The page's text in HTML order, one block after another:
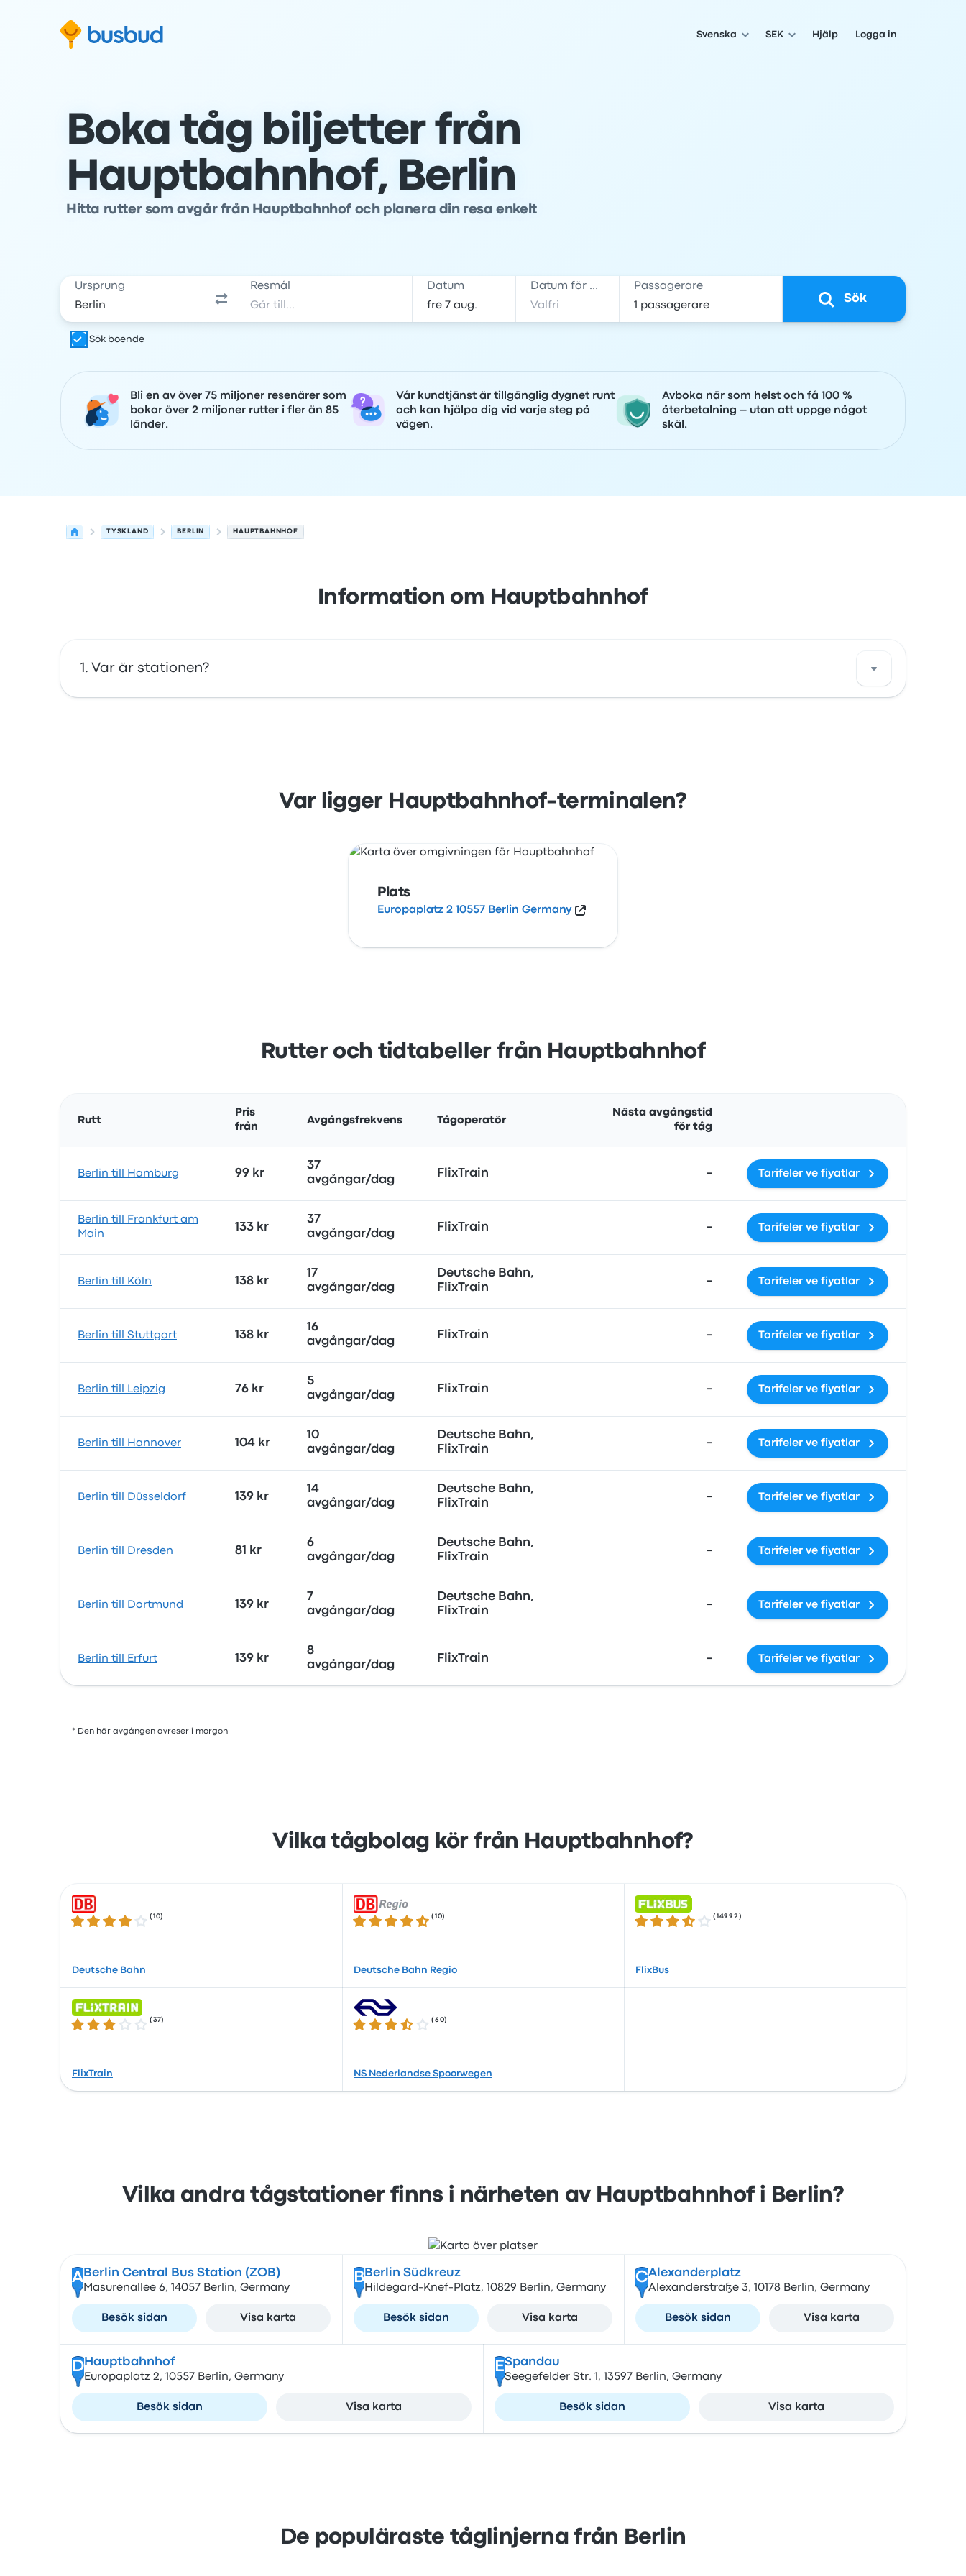
till sökformuläret
Hoppa till innehåll
Hoppa till sidfoten
Svenska SEK Hjälp Logga in
Boka tåg biljetter från
Hauptbahnhof, Berlin
Hitta rutter som avgår från Hauptbahnhof och planera din resa enkelt
Ursprung Resmål Datum Datum för hemresa Passagerare
Sök
Sök boende
Bli en av över 75 miljoner resenärer som
bokar över 2 miljoner rutter i fler än 85
länder.
Vår kundtjänst är tillgänglig dygnet runt
och kan hjälpa dig vid varje steg på
vägen.
Avboka när som helst och få 100 %
återbetalning – utan att uppge något
skäl.
TYSKLAND BERLIN HAUPTBAHNHOF
Information om Hauptbahnhof
Var är stationen?
Var ligger Hauptbahnhof-terminalen?
Plats
Europaplatz 2 10557 Berlin Germany
Rutter och tidtabeller från Hauptbahnhof
Rutt
Pris
från
Avgångsfrekvens Tågoperatör
Nästa avgångstid
för tåg
Berlin till Hamburg 99 kr
37
avgångar/dag
FlixTrain - Tarifeler ve fiyatlar
Berlin till Frankfurt am
Main
133 kr
37
avgångar/dag
FlixTrain - Tarifeler ve fiyatlar
Berlin till Köln 138 kr
17
avgångar/dag
Deutsche Bahn,
FlixTrain
- Tarifeler ve fiyatlar
Berlin till Stuttgart 138 kr
16
avgångar/dag
FlixTrain - Tarifeler ve fiyatlar
Berlin till Leipzig 76 kr
5
avgångar/dag
FlixTrain - Tarifeler ve fiyatlar
Berlin till Hannover 104 kr
10
avgångar/dag
Deutsche Bahn,
FlixTrain
- Tarifeler ve fiyatlar
Berlin till Düsseldorf 139 kr
14
avgångar/dag
Deutsche Bahn,
FlixTrain
- Tarifeler ve fiyatlar
Berlin till Dresden 81 kr
6
avgångar/dag
Deutsche Bahn,
FlixTrain
- Tarifeler ve fiyatlar
Berlin till Dortmund 139 kr
7
avgångar/dag
Deutsche Bahn,
FlixTrain
- Tarifeler ve fiyatlar
Berlin till Erfurt 139 kr
8
avgångar/dag
FlixTrain - Tarifeler ve fiyatlar
* Den här avgången avreser i morgon
Vilka tågbolag kör från Hauptbahnhof?
3.8 ur 5 stjärnor( 10)
Deutsche Bahn
4.6 ur 5 stjärnor( 10)
Deutsche Bahn Regio
3.5 ur 5 stjärnor( 14992 )
FlixBus
3.0 ur 5 stjärnor
( 37)
FlixTrain
3.6 ur 5 stjärnor( 60)
NS Nederlandse Spoorwegen
Vilka andra tågstationer finns i närheten av Hauptbahnhof i Berlin?
A Berlin Central Bus Station (ZOB)
Masurenallee 6, 14057 Berlin, Germany
Besök sidan Visa karta
B Berlin Südkreuz
Hildegard-Knef-Platz, 10829 Berlin, Germany
Besök sidan Visa karta
CAlexanderplatz
Alexanderstraße 3, 10178 Berlin, Germany
Besök sidan Visa karta
DHauptbahnhof
Europaplatz 2, 10557 Berlin, Germany
Besök sidan Visa karta
ESpandau
Seegefelder Str. 1, 13597 Berlin, Germany
Besök sidan Visa karta
De populäraste tåglinjerna från Berlin